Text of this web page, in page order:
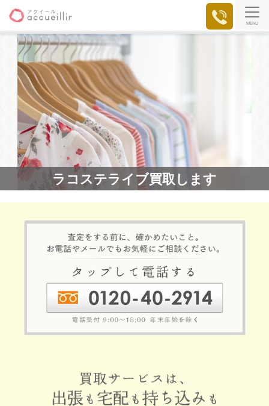
MENU
ラコステライブ買取します